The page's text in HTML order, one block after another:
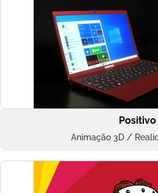
Positivo
Animação 3D /